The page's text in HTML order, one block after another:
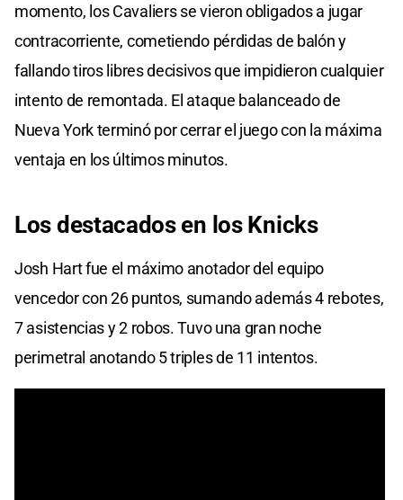
momento, los Cavaliers se vieron obligados a jugar
contracorriente, cometiendo pérdidas de balón y
fallando tiros libres decisivos que impidieron cualquier
intento de remontada. El ataque balanceado de
Nueva York terminó por cerrar el juego con la máxima
ventaja en los últimos minutos.
Los destacados en los Knicks
Josh Hart fue el máximo anotador del equipo
vencedor con 26 puntos, sumando además 4 rebotes,
7 asistencias y 2 robos. Tuvo una gran noche
perimetral anotando 5 triples de 11 intentos.